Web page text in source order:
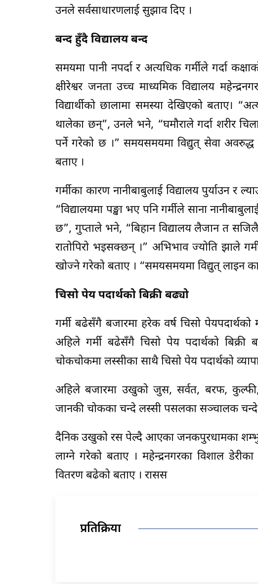
उनले सर्वसाधारणलाई सुझाव दिए ।
बन्द हुँदै विद्यालय बन्द
समयमा पानी नपर्दा र अत्यधिक गर्मीले गर्दा
क्षीरेश्वर जनता उच्च माध्यमिक विद्यालय
विद्यार्थीको छालामा समस्या देखिएको बताए।
थालेका छन्”, उनले भने, “घमौराले गर्दा शरीर
पर्ने गरेको छ ।” समयसमयमा विद्युत् सेवा अवरुद्ध
बताए ।
गर्मीका कारण नानीबाबुलाई विद्यालय पुर्याउन र
“विद्यालयमा पङ्खा भए पनि गर्मीले साना
छ”, गुप्ताले भने, “बिहान विद्यालय लैजान त
रातोपिरो भइसक्छन् ।” अभिभाव ज्योति झाले
खोज्ने गरेको बताए । “समयसमयमा विद्युत् लाइन
चिसो पेय पदार्थको बिक्री बढ्यो
गर्मी बढेसँगै बजारमा हरेक वर्ष चिसो
अहिले गर्मी बढेसँगै चिसो पेय पदार्थको
चोकचोकमा लस्सीका साथै चिसो पेय पदार्थको
अहिले बजारमा उखुको जुस, सर्वत, बरफ,
जानकी चोकका चन्दे लस्सी पसलका सञ्चालक चन्दे
दैनिक उखुको रस पेल्दै आएका जनकपुरधामका
लाग्ने गरेको बताए । महेन्द्रनगरका विशाल
वितरण बढेको बताए । रासस
प्रतिक्रिया